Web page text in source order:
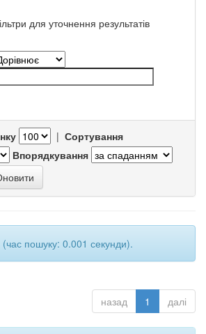
для уточнення результатів
| Сортування
Впорядкування
(час пошуку: 0.001 секунди).
назад 1 далі